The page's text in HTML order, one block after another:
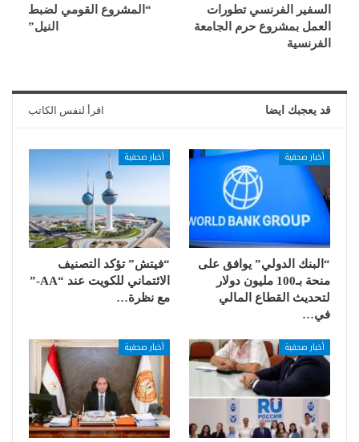
السفير الفرنسي تطورات
العمل بمشروع حرم الجامعة
الفرنسية
“المشروع القومي لضبط
النيل”
قد يعجبك ايضا اقرأ لنفس الكاتب
أخبار صحفية
“البنك الدولي” يوافق على
منحة بـ100 مليون دولار
لتحديث القطاع المالي
في…
أخبار صحفية
“فيتش” تؤكد التصنيف
الائتماني للكويت عند “AA-”
مع نظرة…
أخبار صحفية أخبار صحفية